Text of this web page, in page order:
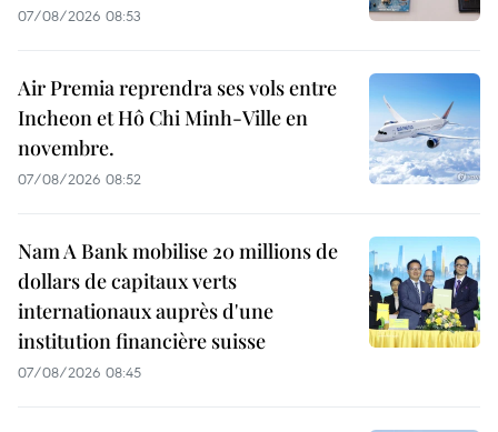
07/08/2026 08:53
Air Premia reprendra ses vols entre
Incheon et Hô Chi Minh-Ville en
novembre.
07/08/2026 08:52
Nam A Bank mobilise 20 millions de
dollars de capitaux verts
internationaux auprès d'une
institution financière suisse
07/08/2026 08:45